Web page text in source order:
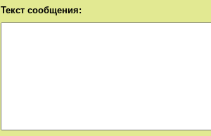
Текст сообщения: